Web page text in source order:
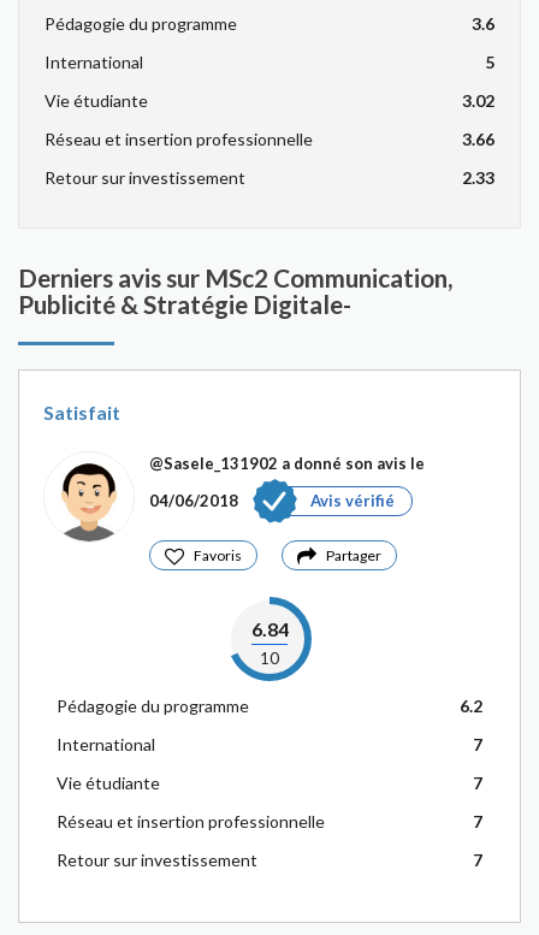
Pédagogie du programme
3.6
International
5
Vie étudiante
3.02
Réseau et insertion professionnelle
3.66
Retour sur investissement
2.33
Derniers avis sur MSc2 Communication,
Publicité & Stratégie Digitale-
Satisfait
@Sasele_131902 a donné son avis le
04/06/2018
Avis vérifié
Favoris Partager
6.84
10
Pédagogie du programme
6.2
International
7
Vie étudiante
7
Réseau et insertion professionnelle
7
Retour sur investissement
7